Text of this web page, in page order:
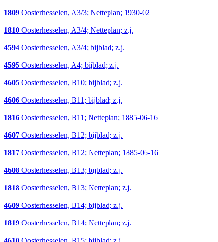
1809 Oosterhesselen, A3/3; Netteplan; 1930-02
1810 Oosterhesselen, A3/4; Netteplan; z.j.
4594 Oosterhesselen, A3/4; bijblad; z.j.
4595 Oosterhesselen, A4; bijblad; z.j.
4605 Oosterhesselen, B10; bijblad; z.j.
4606 Oosterhesselen, B11; bijblad; z.j.
1816 Oosterhesselen, B11; Netteplan; 1885-06-16
4607 Oosterhesselen, B12; bijblad; z.j.
1817 Oosterhesselen, B12; Netteplan; 1885-06-16
4608 Oosterhesselen, B13; bijblad; z.j.
1818 Oosterhesselen, B13; Netteplan; z.j.
4609 Oosterhesselen, B14; bijblad; z.j.
1819 Oosterhesselen, B14; Netteplan; z.j.